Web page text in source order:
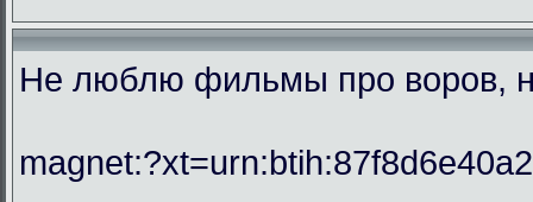
Не люблю фильмы про воров,